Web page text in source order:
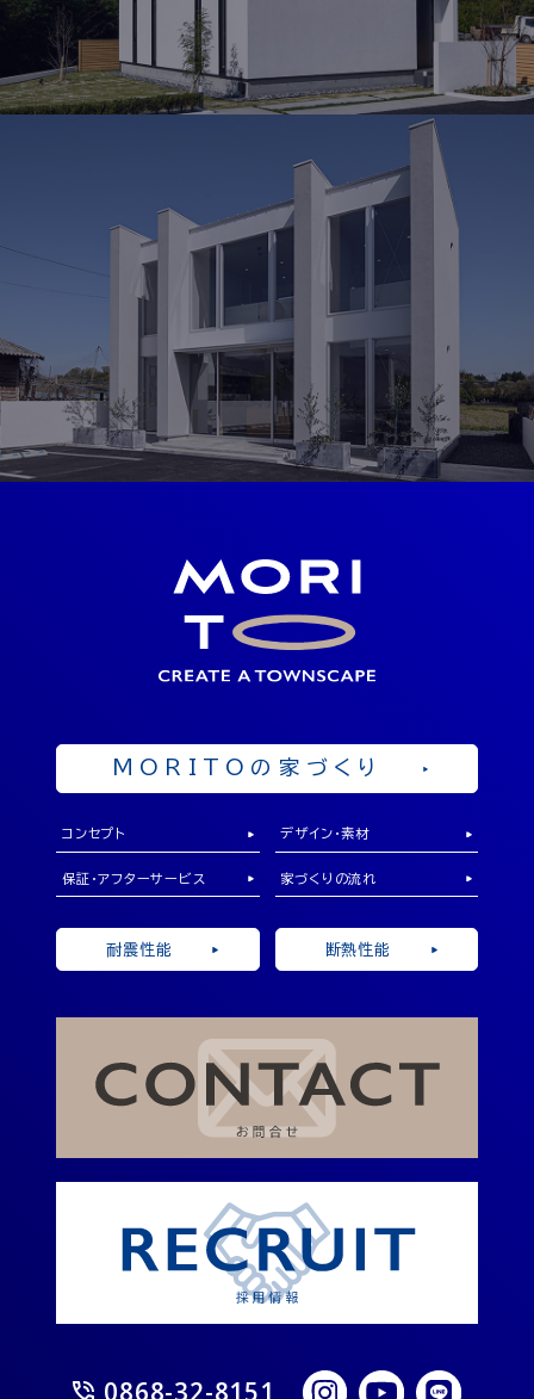
MODEL HOUSE
岡山北モデルハウス
岡山県勝田郡奈義町荒内西58-2
OPEN 10：00 ～ 19：00
見学予約
SHOWROOM
ショールーム
岡山県勝田郡奈義町中島西108-1
MORITOの家づくり
コンセプト デザイン・素材
保証・アフターサービス 家づくりの流れ
耐震性能 断熱性能
0868-32-8151